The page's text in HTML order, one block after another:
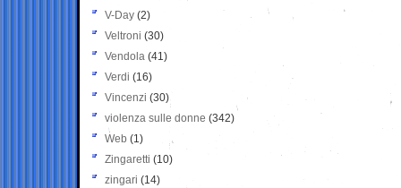
V-Day (2)
Veltroni (30)
Vendola (41)
Verdi (16)
Vincenzi (30)
violenza sulle donne (342)
Web (1)
Zingaretti (10)
zingari (14)